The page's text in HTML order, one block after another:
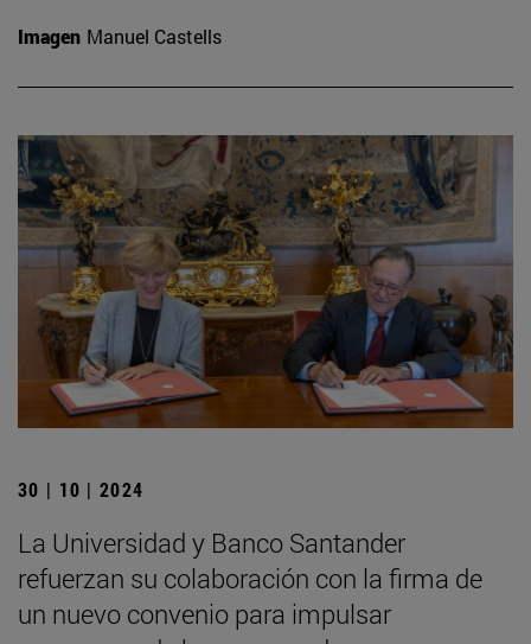
Imagen Manuel Castells
30 | 10 | 2024
La Universidad y Banco Santander
refuerzan su colaboración con la firma de
un nuevo convenio para impulsar